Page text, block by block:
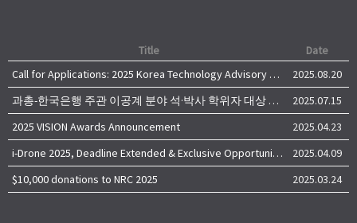
Title
Date
Call for Applications: 2025 Korea Technology Advisory Group (K-TAG)
2025.08.20
과총-한국은행 주관 이공계 분야 석·박사 학위자 대상 서베이
2025.07.15
2025 VISION Awards Announcement
2025.04.23
i-Drone 2025, Deadline Extended & Exclusive Opportunity to Travel to Korea!
2025.04.09
$10,000 donations to NRC 2025
2025.03.24